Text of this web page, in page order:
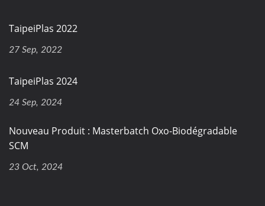
TaipeiPlas 2022
27 Sep, 2022
TaipeiPlas 2024
24 Sep, 2024
Nouveau Produit : Masterbatch Oxo-Biodégradable
SCM
23 Oct, 2024